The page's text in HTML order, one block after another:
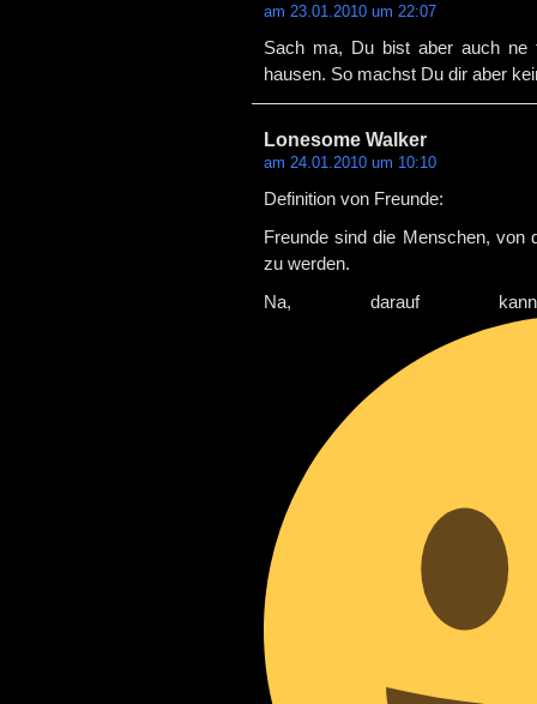
am 23.01.2010 um 22:07
Sach ma, Du bist aber auch ne
hausen. So machst Du dir aber
Lonesome Walker
am 24.01.2010 um 10:10
Definition von Freunde:
Freunde sind die Menschen, von
zu werden.
Na, darauf